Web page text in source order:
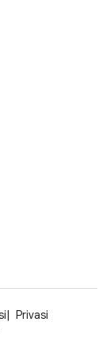
Privasi